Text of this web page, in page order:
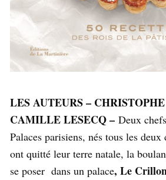
LES AUTEURS –
CAMILLE LESECQ – Deux
Palaces parisiens, nés tous les
ont quitté leur terre natale, la
se poser dans un palace, Le